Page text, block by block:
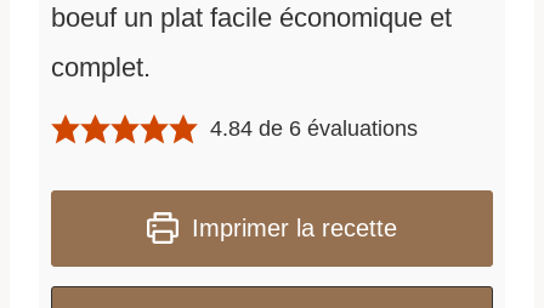
boeuf un plat facile économique et
complet.
4.84 de 6 évaluations
Imprimer la recette